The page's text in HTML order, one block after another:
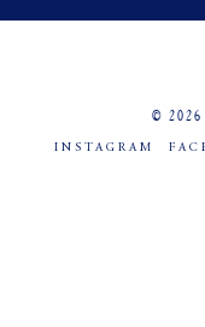
©
INSTAGRAM